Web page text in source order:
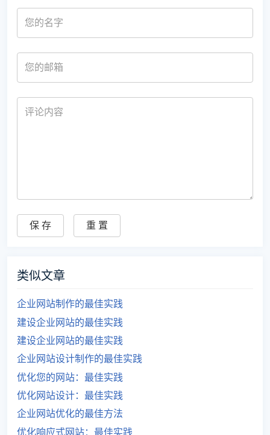
类似文章
企业网站制作的最佳实践
建设企业网站的最佳实践
建设企业网站的最佳实践
企业网站设计制作的最佳实践
优化您的网站：最佳实践
优化网站设计：最佳实践
企业网站优化的最佳方法
优化响应式网站：最佳实践